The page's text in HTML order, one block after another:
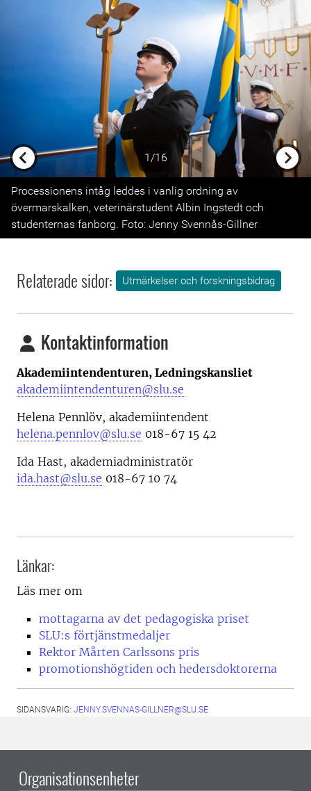
1/16
Previous
Processionens intåg leddes i vanlig ordning av
övermarskalken, veterinärstudent Albin Ingstedt och
studenternas fanborg. Foto: Jenny Svennås-Gillner
Relaterade sidor: Utmärkelser och forskningsbidrag
Kontaktinformation
Akademiintendenturen, Ledningskansliet
akademiintendenturen@slu.se
Helena Pennlöv, akademiintendent
helena.pennlov@slu.se 018-67 15 42
Ida Hast, akademiadministratör
ida.hast@slu.se 018-67 10 74
Länkar:
Läs mer om
mottagarna av det pedagogiska priset
SLU:s förtjänstmedaljer
Rektor Mårten Carlssons pris
promotionshögtiden och hedersdoktorerna
SIDANSVARIG: JENNY.SVENNAS-GILLNER@SLU.SE
Organisationsenheter